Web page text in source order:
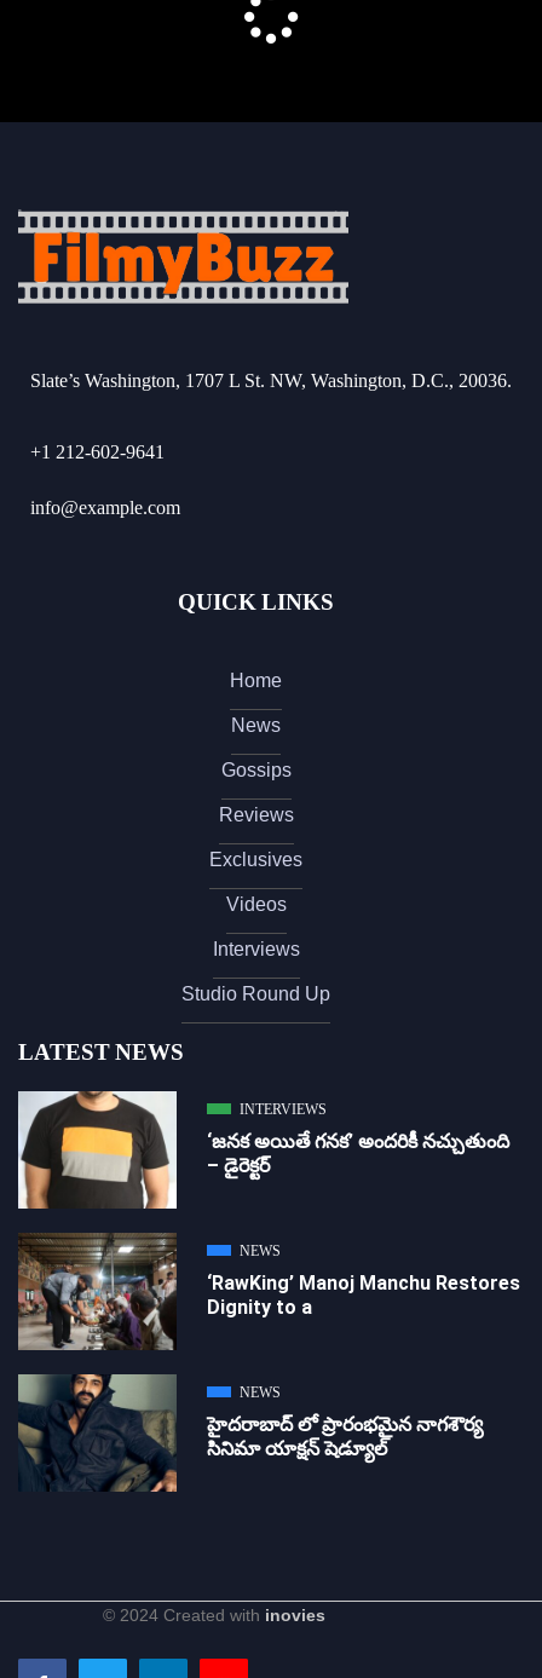
Slate’s Washington, 1707 L St. NW, Washington, D.C., 20036.
+1 212-602-9641
info@example.com
QUICK LINKS
Home
News
Gossips
Reviews
Exclusives
Videos
Interviews
Studio Round Up
LATEST NEWS
INTERVIEWS
‘జ‌న‌క అయితే గ‌న‌క‌’ అందరికీ నచ్చుతుంది
– డైరెక్ట‌ర్
NEWS
‘RawKing’ Manoj Manchu Restores
Dignity to a
NEWS
హైదరాబాద్ లో ప్రారంభమైన నాగశౌర్య
సినిమా యాక్షన్ షెడ్యూల్
© 2024 Created with inovies